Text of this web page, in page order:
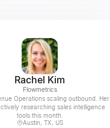
국가
확인 GB
Rachel Kim
Flowmetrics
Operations scaling outbound. Her
researching sales intelligence
tools this month.
Austin, TX, US